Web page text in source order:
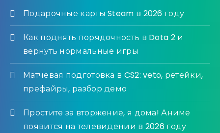
Подарочные карты Steam в 2026 году
Как поднять порядочность в Dota 2 и
вернуть нормальные игры
Матчевая подготовка в CS2: veto, ретейки,
префайры, разбор демо
Простите за вторжение, я дома! Аниме
появится на телевидении в 2026 году